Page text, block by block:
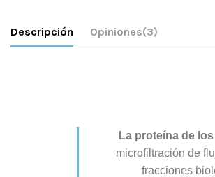
Descripción Opiniones(3)
La proteína de
microfiltración de
fracciones